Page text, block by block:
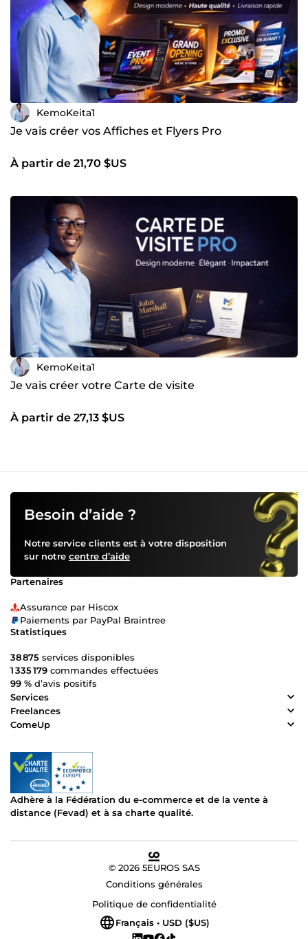
KemoKeita1
Je vais créer vos Affiches et Flyers Pro
À partir de 21,70 $US
KemoKeita1
Je vais créer votre Carte de visite
À partir de 27,13 $US
Besoin d’aide ?
Notre service clients est à votre disposition
sur notre centre d’aide
Partenaires
Assurance par Hiscox
Paiements par PayPal Braintree
Statistiques
38 875 services disponibles
1 335 179 commandes effectuées
99 % d’avis positifs
Services
Freelances
ComeUp
Adhère à la Fédération du e-commerce et de la vente à
distance (Fevad) et à sa charte qualité.
© 2026 5EUROS SAS
Conditions générales
Politique de confidentialité
Français • USD ($US)